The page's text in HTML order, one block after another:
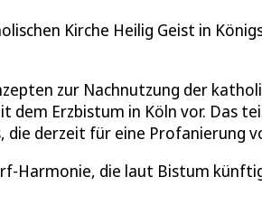
Kirche Heilig Geist in
zur Nachnutzung der
dem Erzbistum in Köln vor. Das
die derzeit für eine Profanierung
Harmonie, die laut Bistum